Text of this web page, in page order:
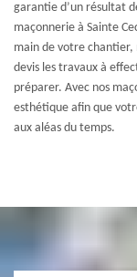
garantie d’un résultat
maçonnerie à Sainte
main de votre chantier,
devis les travaux à
préparer. Avec nos
esthétique afin que
aux aléas du temps.